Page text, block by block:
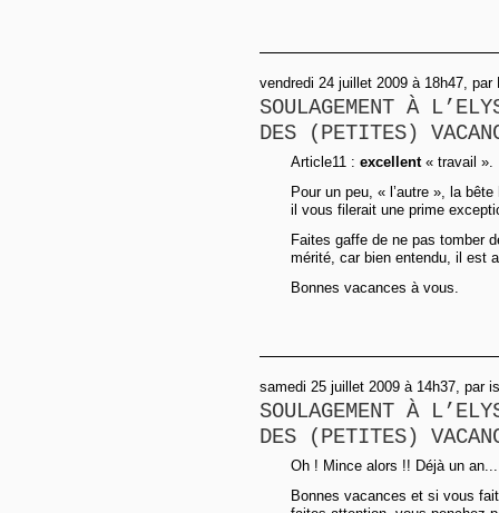
vendredi 24 juillet 2009 à 18h47, par
SOULAGEMENT À
DES (PETITES)
Article11 : excellent« travail ».
Pour un peu, « l’autre », la
il vous filerait une prime
Faites gaffe de ne pas tomber
mérité, car bien entendu, il est
Bonnes vacances à vous.
samedi 25 juillet 2009 à 14h37, par
SOULAGEMENT À
DES (PETITES)
Oh ! Mince alors !! Déjà un
Bonnes vacances et si vous